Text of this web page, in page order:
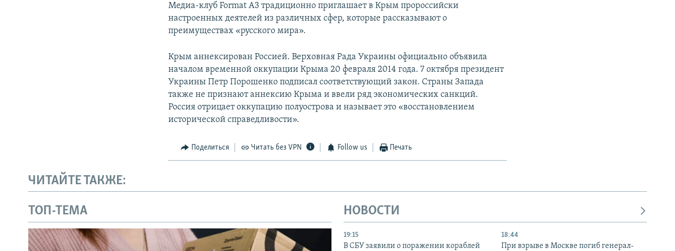
Медиа-клуб Format A3 традиционно приглашает в Крым пророссийски
настроенных деятелей из различных сфер, которые рассказывают о
преимуществах «русского мира».
Крым аннексирован Россией. Верховная Рада Украины официально объявила
началом временной оккупации Крыма 20 февраля 2014 года. 7 октября президент
Украины Петр Порошенко подписал соответствующий закон. Страны Запада
также не признают аннексию Крыма и ввели ряд экономических санкций.
Россия отрицает оккупацию полуострова и называет это «восстановлением
исторической справедливости».
Поделиться Читать без VPN Follow us Печать
ЧИТАЙТЕ ТАКЖЕ:
ТОП-ТЕМА НОВОСТИ
19:15
В СБУ заявили о поражении кораблей
18:44
При взрыве в Москве погиб генерал-